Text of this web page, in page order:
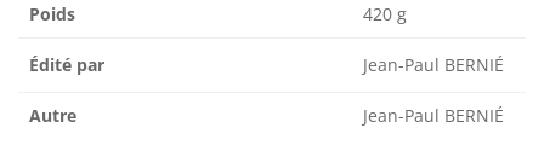
Poids 420 g
Édité par Jean-Paul BERNIÉ
Autre Jean-Paul BERNIÉ